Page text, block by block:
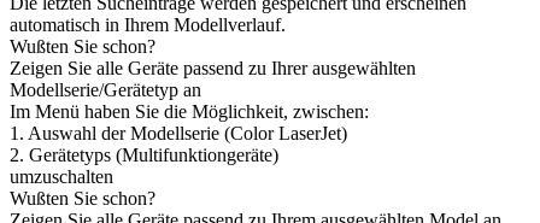
automatisch in Ihrem Modellverlauf.
Wußten Sie schon?
Zeigen Sie alle Geräte passend zu Ihrer ausgewählten
Modellserie/Gerätetyp an
Im Menü haben Sie die Möglichkeit, zwischen:
1. Auswahl der Modellserie (Color LaserJet)
2. Gerätetyps (Multifunktiongeräte)
umzuschalten
Wußten Sie schon?